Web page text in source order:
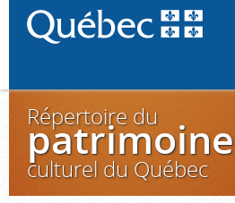
Répertoire du
patrimoine
culturel du Québec